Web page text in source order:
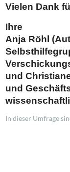
Vielen Dank
Ihre
Anja Röhl
und
und
In dieser Umfrage